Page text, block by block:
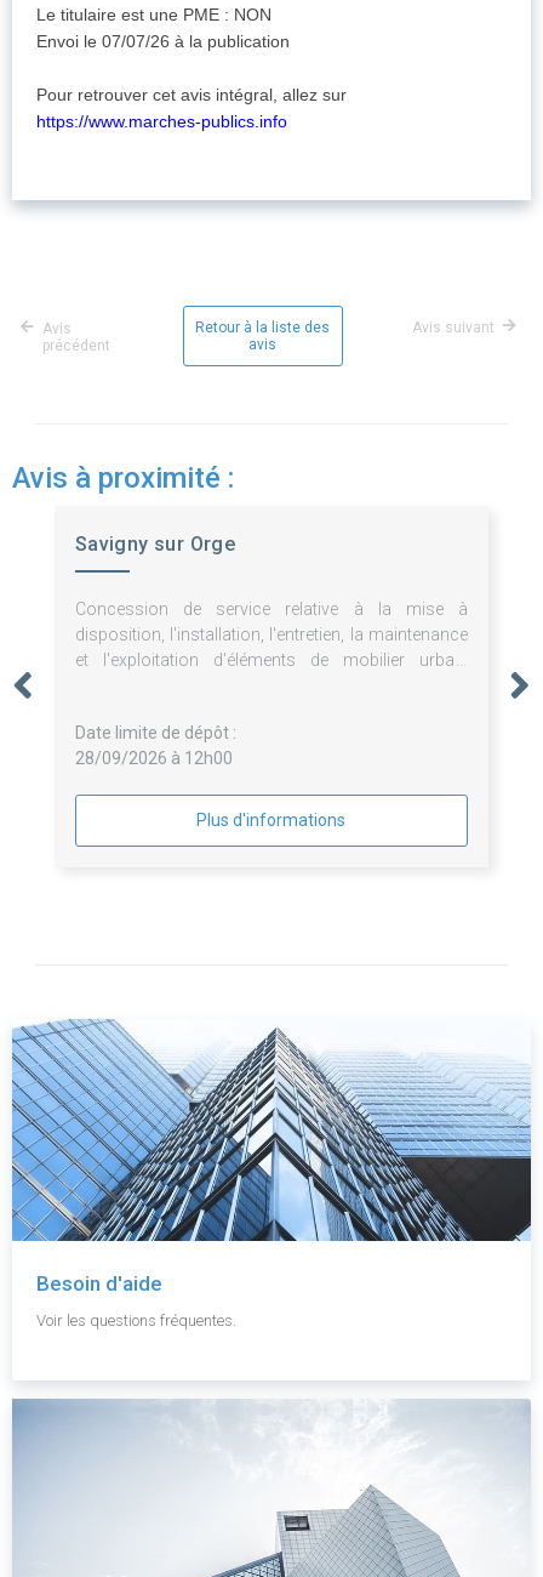
Le titulaire est une PME : NON
Envoi le 07/07/26 à la publication
Pour retrouver cet avis intégral, allez sur
https://www.marches-publics.info
Avis
précédent
Retour à la liste des
avis
Avis suivant
Avis à proximité :
Savigny sur Orge
Concession de service relative à la mise à
disposition, l'installation, l'entretien, la maintenance
et l'exploitation d'éléments de mobilier urbain
Date limite de dépôt :
28/09/2026 à 12h00
Plus d'informations
Besoin d'aide
Voir les questions fréquentes.